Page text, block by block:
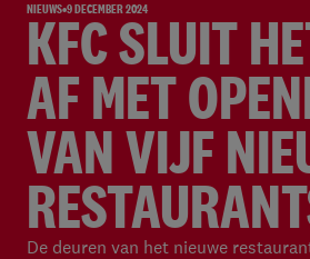
NIEUWS 9 DECEMBER 2024
KFC SLUIT
AF MET
VAN VIJF
De deuren van het nieuwe